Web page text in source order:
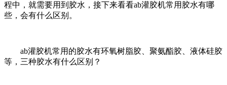
程中，就需要用到胶水，接下来看看ab灌胶机常用胶水有哪
些，会有什么区别。
ab灌胶机常用的胶水有环氧树脂胶、聚氨酯胶、液体硅胶
等，三种胶水有什么区别？